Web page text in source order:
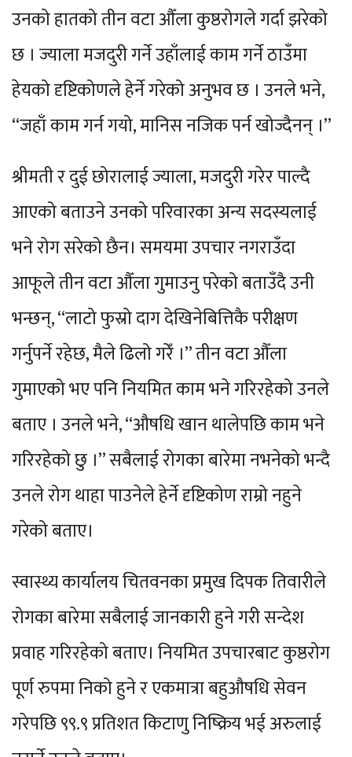
उनको हातको तीन वटा औँला कुष्ठरोगले गर्दा झरेको
छ । ज्याला मजदुरी गर्ने उहाँलाई काम गर्ने ठाउँमा
हेयको दृष्टिकोणले हेर्ने गरेको अनुभव छ । उनले भने,
“जहाँ काम गर्न गयो, मानिस नजिक पर्न खोज्दैनन् ।”
श्रीमती र दुई छोरालाई ज्याला, मजदुरी गरेर पाल्दै
आएको बताउने उनको परिवारका अन्य सदस्यलाई
भने रोग सरेको छैन। समयमा उपचार नगराउँदा
आफूले तीन वटा औँला गुमाउनु परेको बताउँदै उनी
भन्छन्, “लाटो फुस्रो दाग देखिनेबित्तिकै परीक्षण
गर्नुपर्ने रहेछ, मैले ढिलो गरेँ ।” तीन वटा औँला
गुमाएको भए पनि नियमित काम भने गरिरहेको उनले
बताए । उनले भने, “औषधि खान थालेपछि काम भने
गरिरहेको छु ।” सबैलाई रोगका बारेमा नभनेको भन्दै
उनले रोग थाहा पाउनेले हेर्ने दृष्टिकोण राम्रो नहुने
गरेको बताए।
स्वास्थ्य कार्यालय चितवनका प्रमुख दिपक तिवारीले
रोगका बारेमा सबैलाई जानकारी हुने गरी सन्देश
प्रवाह गरिरहेको बताए। नियमित उपचारबाट कुष्ठरोग
पूर्ण रुपमा निको हुने र एकमात्रा बहुऔषधि सेवन
गरेपछि ९९.९ प्रतिशत किटाणु निष्क्रिय भई अरुलाई